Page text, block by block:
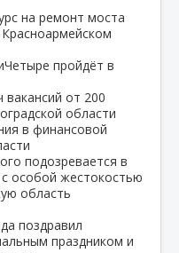
на ремонт моста
пройдёт в
вакансий от 200
области
в финансовой
подозревается в
особой жестокостью
область
поздравил
праздником и